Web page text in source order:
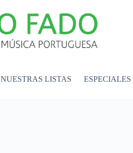
NUESTRAS LISTAS ESPECIALES